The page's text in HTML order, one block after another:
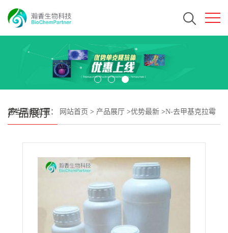
产品展厅
您当前的位置： 网站首页 > 产品展厅 >优势最新 >N-去甲基克拉霉